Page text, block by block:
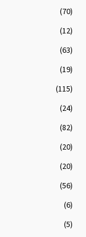
(70)
(12)
(63)
(19)
(115)
(24)
(82)
(20)
(20)
(56)
(6)
(5)